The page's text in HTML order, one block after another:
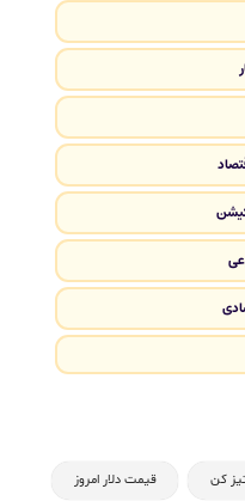
کن قیمت دلار امروز